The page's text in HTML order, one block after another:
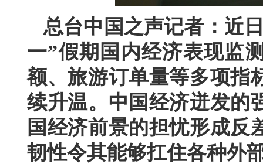
总台中国之声记者：近
一”假期国内经济表现监
额、旅游订单量等多项指
续升温。中国经济迸发的
国经济前景的担忧形成反
韧性令其能够扛住各种外